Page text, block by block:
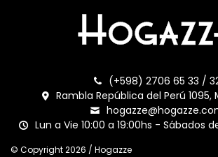
(+598) 2706 65 33 /
Rambla República del Perú 1095,
Lun a Vie 10:00 a 19:00hs - Sábados
© Copyright 2026 / Hogazze